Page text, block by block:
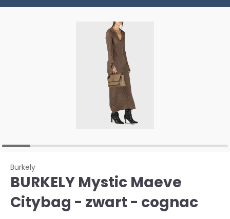
Burkely
BURKELY Mystic Maeve
Citybag - zwart - cognac